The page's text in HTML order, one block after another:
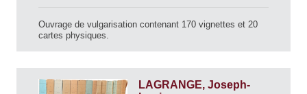
Ouvrage de vulgarisation contenant 170 vignettes et 20
cartes physiques.
LAGRANGE, Joseph-